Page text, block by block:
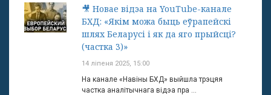
🎥 Новае відэа на YouTube-канале
БХД: «Якім можа быць еўрапейскі
шлях Беларусі і як да яго прыйсці?
(частка 3)»
14 ліпеня 2025, 15:00
На канале «Навіны БХД» выйшла трэцяя
частка аналітычнага відэа пра ...